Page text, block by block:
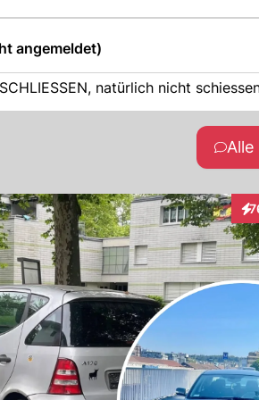
angemeldet)
natürlich nicht